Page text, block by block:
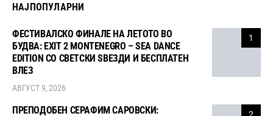
НАЈПОПУЛАРНИ
1
ФЕСТИВАЛСКО ФИНАЛЕ НА ЛЕТОТО ВО
БУДВА: EXIT 2 MONTENEGRO – SEA DANCE
EDITION СО СВЕТСКИ ЅВЕЗДИ И БЕСПЛАТЕН
ВЛЕЗ
АВГУСТ 9, 2026
ПРЕПОДОБЕН СЕРАФИМ САРОВСКИ: